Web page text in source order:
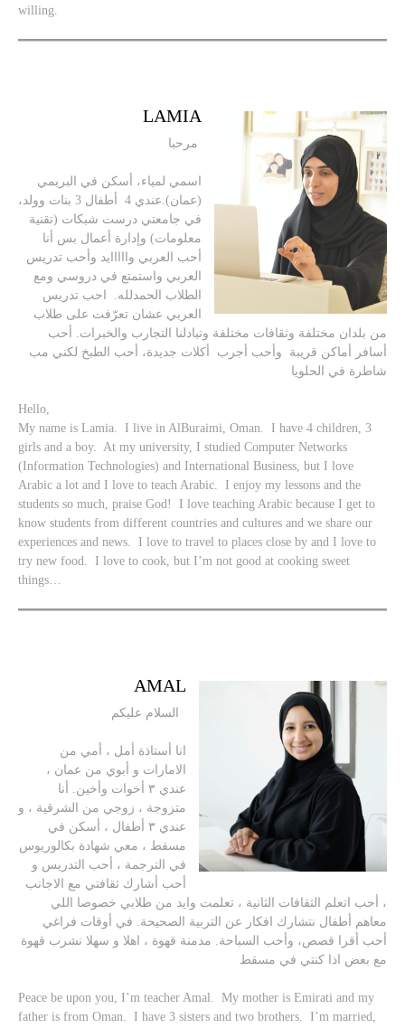
willing.
LAMIA
اسمي لمياء، أسكن في البريمي
(عمان).عندي 4 أطفال 3 بنات وولد،
في جامعتي درست شبكات (تقنية
معلومات) وإدارة أعمال بس أنا
أحب العربي وااااايد وأحب تدريس
العربي واستمتع في دروسي ومع
الطلاب الحمدلله. احب تدريس
العربي عشان تعرّفت على طلاب
من بلدان مختلفة وثقافات مختلفة وتبادلنا التجارب والخبرات. أحب
أسافر أماكن قريبة وأحب أجرب أكلات جديدة، أحب الطبخ لكني مب
شاطرة في الحلويا
Hello,
My name is Lamia. I live in AlBuraimi, Oman. I have 4 children, 3
girls and a boy. At my university, I studied Computer Networks
(Information Technologies) and International Business, but I love
Arabic a lot and I love to teach Arabic. I enjoy my lessons and the
students so much, praise God! I love teaching Arabic because I get to
know students from different countries and cultures and we share our
experiences and news. I love to travel to places close by and I love to
try new food. I love to cook, but I’m not good at cooking sweet
things…
AMAL
انا أستاذة أمل ، أمي من
الامارات و أبوي من عمان ،
عندي ٣ أخوات وأخين. أنا
متزوجة ، زوجي من الشرقية ، و
عندي ٣ أطفال ، أسكن في
مسقط ، معي شهادة بكالوريوس
في الترجمة ، أحب التدريس و
أحب أشارك ثقافتي مع الاجانب
، أحب اتعلم الثقافات الثانية ، تعلمت وايد من طلابي خصوصا اللي
معاهم أطفال نتشارك افكار عن التربية الصحيحة. في أوقات فراغي
أحب أقرا قصص، وأحب السباحة. مدمنة قهوة ، اهلا و سهلا نشرب قهوة
مع بعض اذا كنتي في مسقط
Peace be upon you, I’m teacher Amal. My mother is Emirati and my
father is from Oman. I have 3 sisters and two brothers. I’m married,